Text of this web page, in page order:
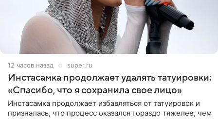
12 часов назад super.ru
Инстасамка продолжает удалять татуировки:
«Спасибо, что я сохранила свое лицо»
Инстасамка продолжает избавляться от татуировок и
призналась, что процесс оказался гораздо тяжелее, чем